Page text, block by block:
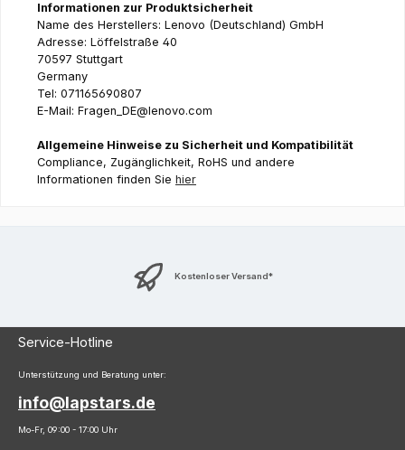
Informationen zur Produktsicherheit
Name des Herstellers: Lenovo (Deutschland) GmbH
Adresse: Löffelstraße 40
70597 Stuttgart
Germany
Tel: 071165690807
E-Mail: Fragen_DE@lenovo.com
Allgemeine Hinweise zu Sicherheit und Kompatibilität
Compliance, Zugänglichkeit, RoHS und andere
Informationen finden Sie hier
Kostenloser Versand*
Service-Hotline
Unterstützung und Beratung unter:
info@lapstars.de
Mo-Fr, 09:00 - 17:00 Uhr